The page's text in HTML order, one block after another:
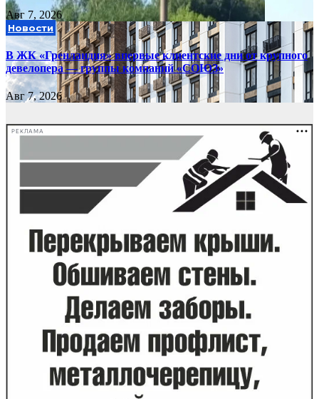
Авг 7, 2026
Новости
В ЖК «Гренландия» впервые клиентские дни от крупного
девелопера — группы компаний «СОЮЗ»
Авг 7, 2026
РЕКЛАМА